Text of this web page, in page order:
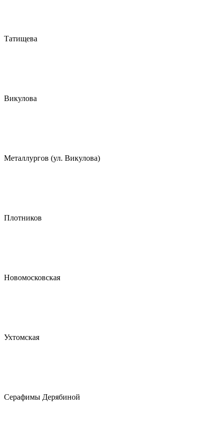
Татищева
Викулова
Металлургов (ул. Викулова)
Плотников
Новомосковская
Ухтомская
Серафимы Дерябиной